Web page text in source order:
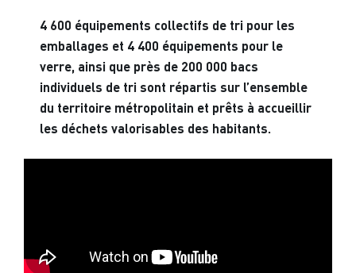
4 600 équipements collectifs de tri pour les
emballages et 4 400 équipements pour le
verre, ainsi que près de 200 000 bacs
individuels de tri sont répartis sur l’ensemble
du territoire métropolitain et prêts à accueillir
les déchets valorisables des habitants.